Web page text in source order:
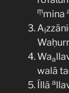
ṃmina
Al
Waa
walā
Íllā a